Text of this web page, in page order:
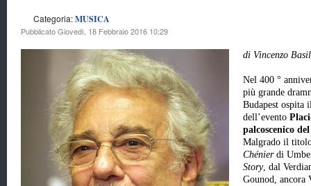
Categoria:MUSICA
Pubblicato Giovedì, 18 Febbraio 2016 10:29
di Vincenzo
Nel 400 °
più grande
Budapest ospita
dell’evento
palcoscenico
Malgrado il
Chénierdi
Story, dal
Gounod, ancora